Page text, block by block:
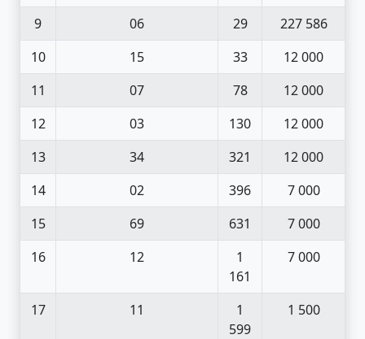
9
06 29
227 586
10
15 33
12 000
11
07 78
12 000
12
03 130
12 000
13
34 321
12 000
14
02 396
7 000
15
69 631
7 000
16
12
1
161
7 000
17 11
1
599
1 500